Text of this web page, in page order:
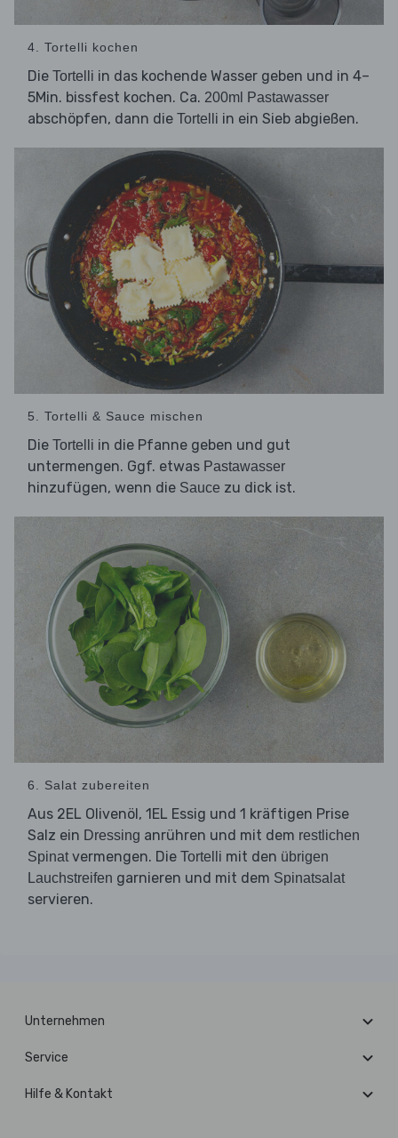
4. Tortelli kochen
Die Tortelli in das kochende Wasser geben und in 4–
5Min. bissfest kochen. Ca. 200ml Pastawasser
abschöpfen, dann die Tortelli in ein Sieb abgießen.
5. Tortelli & Sauce mischen
Die Tortelli in die Pfanne geben und gut
untermengen. Ggf. etwas Pastawasser
hinzufügen, wenn die Sauce zu dick ist.
6. Salat zubereiten
Aus 2EL Olivenöl, 1EL Essig und 1 kräftigen Prise
Salz ein Dressing anrühren und mit dem restlichen
Spinatvermengen. Die Tortelli mit den übrigen
Lauchstreifen garnieren und mit dem Spinatsalat
servieren.
Unternehmen
Service
Hilfe & Kontakt